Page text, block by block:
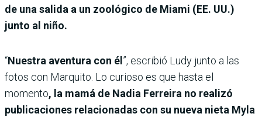
de una salida a un zoológico de Miami (EE. UU.)
junto al niño.
“Nuestra aventura con él ”, escribió Ludy junto a las
fotos con Marquito. Lo curioso es que hasta el
momento, la mamá de Nadia Ferreira no realizó
publicaciones relacionadas con su nueva nieta Myla